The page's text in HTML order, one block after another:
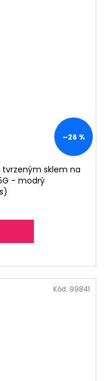
–26 %
sklem na
- modrý
Kód: 99841